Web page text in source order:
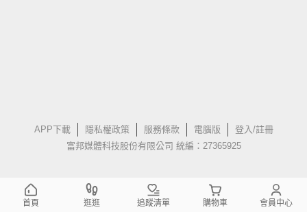
APP下載 隱私權政策 服務條款 電腦版
登入/註冊
富邦媒體科技股份有限公司 統編：27365925
首頁 逛逛 追蹤清單 購物車 會員中心